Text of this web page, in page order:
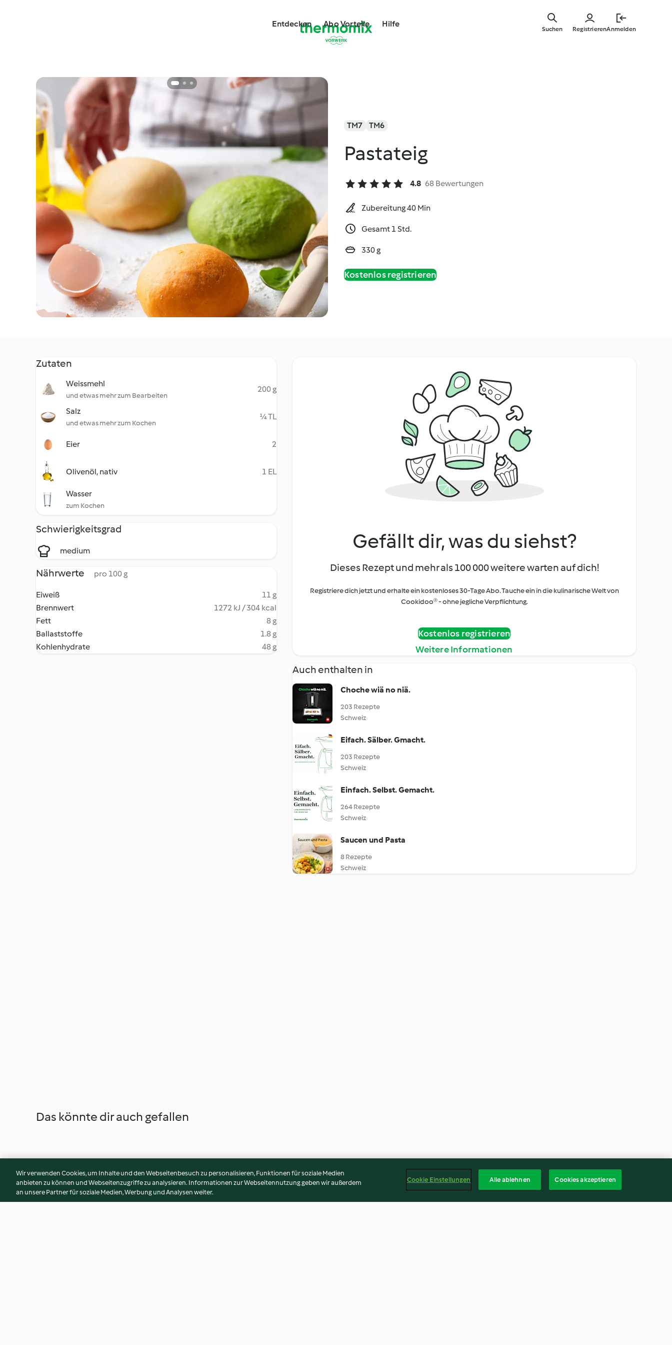
Entdecken Abo Vorteile Hilfe
RegistrierenAnmelden
Suchen
TM7 TM6
Pastateig
4.8 68 Bewertungen
Zubereitung 40 Min
Gesamt 1 Std.
330 g
Kostenlos registrieren
Zutaten
Weissmehl
und etwas mehr zum Bearbeiten
200 g
Salz
und etwas mehr zum Kochen
¼ TL
Eier 2
Olivenöl, nativ 1 EL
Wasser
zum Kochen
Schwierigkeitsgrad
medium
Nährwerte pro 100 g
Eiweiß
11 g
Brennwert
1272 kJ / 304 kcal
Fett
8 g
Ballaststoffe
1.8 g
Kohlenhydrate
48 g
Gefällt dir, was du siehst?
Dieses Rezept und mehr als 100 000 weitere warten auf dich!
Registriere dich jetzt und erhalte ein kostenloses 30-Tage Abo. Tauche ein in die kulinarische Welt von
Cookidoo® - ohne jegliche Verpflichtung.
Kostenlos registrieren
Weitere Informationen
Auch enthalten in
Choche wiä no niä.
203 Rezepte
Schweiz
Eifach. Sälber. Gmacht.
203 Rezepte
Schweiz
Einfach. Selbst. Gemacht.
264 Rezepte
Schweiz
Saucen und Pasta
8 Rezepte
Schweiz
Das könnte dir auch gefallen
Wir verwenden Cookies, um Inhalte und den Webseitenbesuch zu personalisieren, Funktionen für soziale Medien
anbieten zu können und Webseitenzugriffe zu analysieren. Informationen zur Webseitennutzung geben wir außerdem
an unsere Partner für soziale Medien, Werbung und Analysen weiter.
Cookie Einstellungen Alle ablehnen Cookies akzeptieren